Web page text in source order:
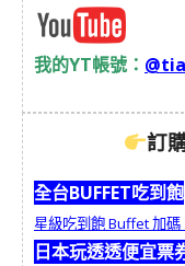
我的YT帳號：
訂
全台BUFFET吃到飽
星級吃到飽 Buffet 加
日本玩透透便宜票